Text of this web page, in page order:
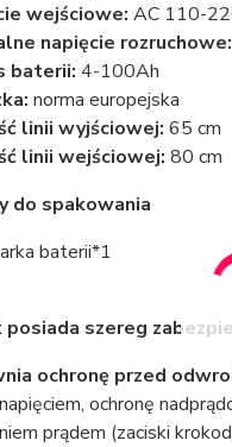
wejściowe: AC 110-
napięcie rozruchowe:
baterii: 4-100Ah
norma europejska
linii wyjściowej: 65 cm
linii wejściowej: 80 cm
do spakowania
baterii*1
szereg
ochronę przed
ochronę
prądem (zaciski